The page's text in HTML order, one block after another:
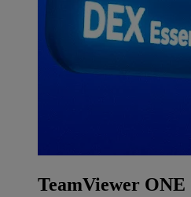
TeamViewer ONE